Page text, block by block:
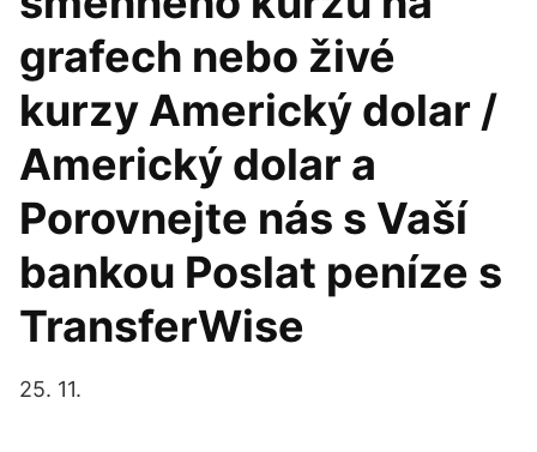
grafech nebo živé
kurzy Americký dolar /
Americký dolar a
Porovnejte nás s Vaší
bankou Poslat peníze s
TransferWise
25. 11.